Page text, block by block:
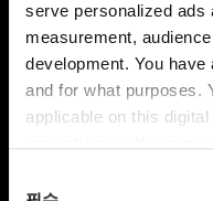
serve personalized ads
measurement,
development. You
and for what purposes.
applicable on this
the Privacy trigger icon.